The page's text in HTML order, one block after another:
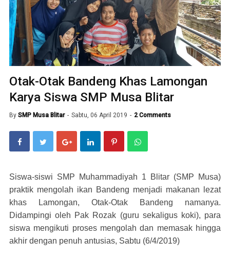
Otak-Otak Bandeng Khas Lamongan
Karya Siswa SMP Musa Blitar
By SMP Musa Blitar Sabtu, 06 April 2019 2 Comments
Siswa-siswi SMP Muhammadiyah 1 Blitar (SMP Musa)
praktik mengolah ikan Bandeng menjadi makanan lezat
khas Lamongan, Otak-Otak Bandeng namanya.
Didampingi oleh Pak Rozak (guru sekaligus koki), para
siswa mengikuti proses mengolah dan memasak hingga
akhir dengan penuh antusias, Sabtu (6/4/2019)